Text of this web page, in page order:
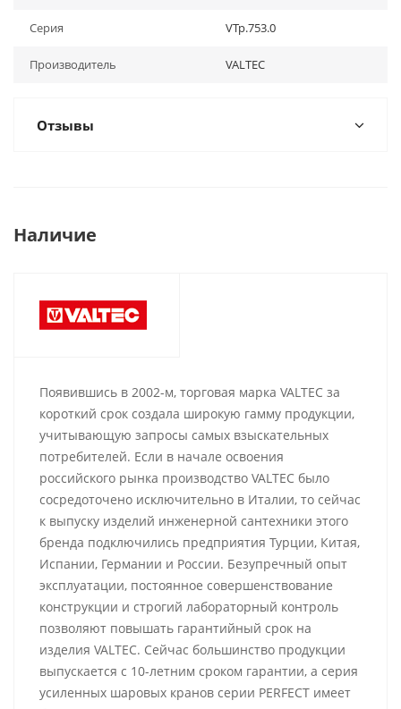
Серия VTp.753.0
Производитель VALTEC
Отзывы
Наличие
Появившись в 2002-м, торговая марка VALTEC за
короткий срок создала широкую гамму продукции,
учитывающую запросы самых взыскательных
потребителей. Если в начале освоения
российского рынка производство VALTEC было
сосредоточено исключительно в Италии, то сейчас
к выпуску изделий инженерной сантехники этого
бренда подключились предприятия Турции, Китая,
Испании, Германии и России. Безупречный опыт
эксплуатации, постоянное совершенствование
конструкции и строгий лабораторный контроль
позволяют повышать гарантийный срок на
изделия VALTEC. Сейчас большинство продукции
выпускается с 10-летним сроком гарантии, а серия
усиленных шаровых кранов серии PERFECT имеет